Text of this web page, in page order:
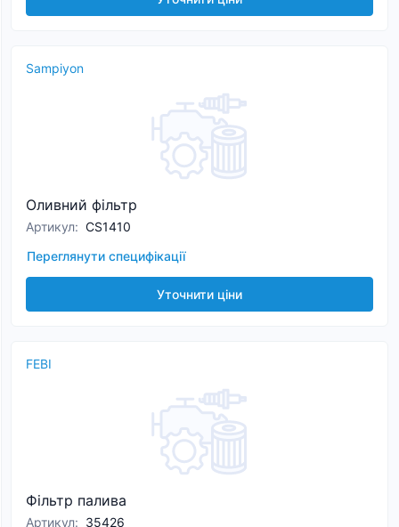
Sampiyon
Оливний фільтр
Артикул: CS1410
Переглянути специфікації
Уточнити ціни
FEBI
Фільтр палива
Артикул: 35426